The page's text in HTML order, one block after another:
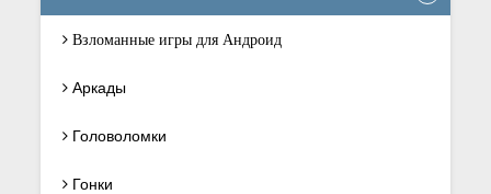
Взломанные игры для Андроид
Аркады
Головоломки
Гонки